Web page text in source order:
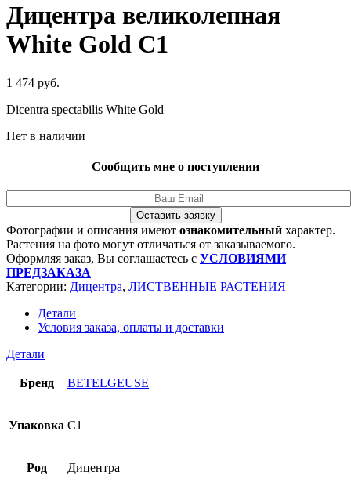
Дицентра великолепная
White Gold C1
1 474 руб.
Dicentra spectabilis White Gold
Нет в наличии
Сообщить мне о поступлении
Оставить заявку
Фотографии и описания имеют ознакомительный характер.
Растения на фото могут отличаться от заказываемого.
Оформляя заказ, Вы соглашаетесь с УСЛОВИЯМИ
ПРЕДЗАКАЗА
Категории: Дицентра, ЛИСТВЕННЫЕ РАСТЕНИЯ
Детали
Условия заказа, оплаты и доставки
Детали
Бренд BETELGEUSE
Упаковка C1
Род Дицентра